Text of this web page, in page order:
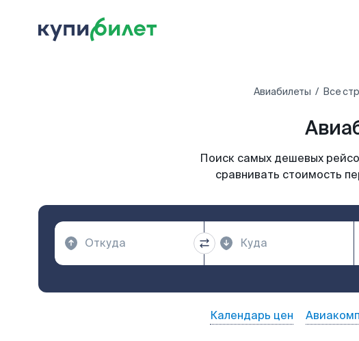
Авиабилеты Все
Поиск самых дешевых
сравнивать стоимость
Календарь цен